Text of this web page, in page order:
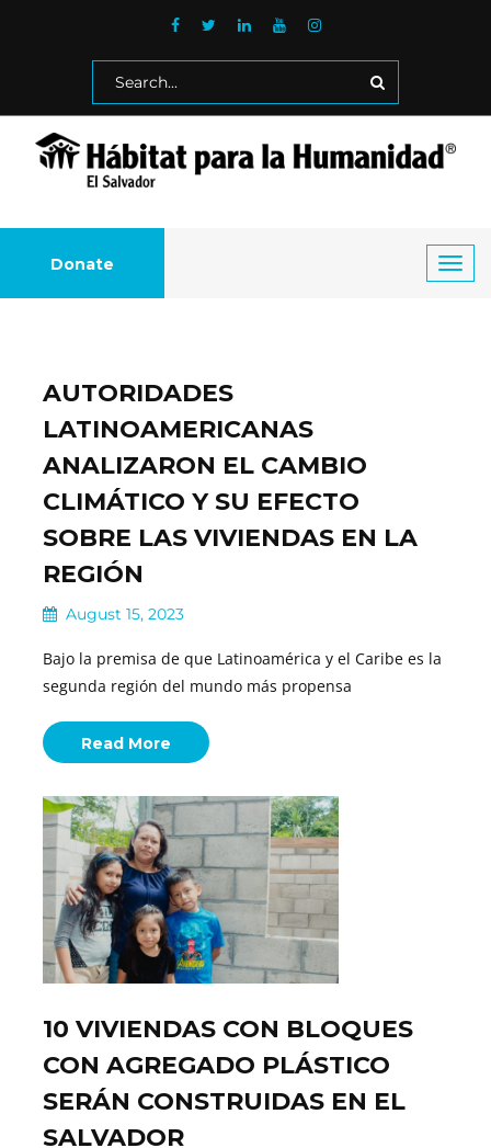
Donate
AUTORIDADES
LATINOAMERICANAS
ANALIZARON EL CAMBIO
CLIMÁTICO Y SU EFECTO
SOBRE LAS VIVIENDAS EN LA
REGIÓN
August 15, 2023
Bajo la premisa de que Latinoamérica y el Caribe es la
segunda región del mundo más propensa
Read More
10 VIVIENDAS CON BLOQUES
CON AGREGADO PLÁSTICO
SERÁN CONSTRUIDAS EN EL
SALVADOR